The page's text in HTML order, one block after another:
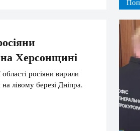
Херсонщині
росіяни вирили
на лівому березі Дніпра.